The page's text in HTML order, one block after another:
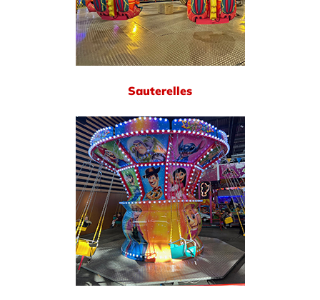
Sauterelles